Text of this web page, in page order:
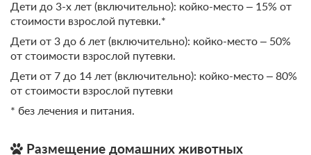
Дети до 3-х лет (включительно): койко-место – 15% от
стоимости взрослой путевки.*
Дети от 3 до 6 лет (включительно): койко-место – 50%
от стоимости взрослой путевки.
Дети от 7 до 14 лет (включительно): койко-место – 80%
от стоимости взрослой путевки
* без лечения и питания.
Размещение домашних животных